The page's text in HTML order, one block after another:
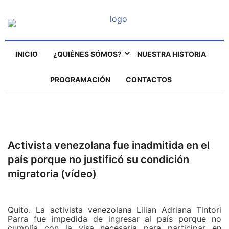
INICIO ¿QUIÉNES SÓMOS? NUESTRA HISTORIA
PROGRAMACIÓN CONTACTOS
Activista venezolana fue inadmitida en el
país porque no justificó su condición
migratoria (vídeo)
Quito. La activista venezolana Lilian Adriana Tintori
Parra fue impedida de ingresar al país porque no